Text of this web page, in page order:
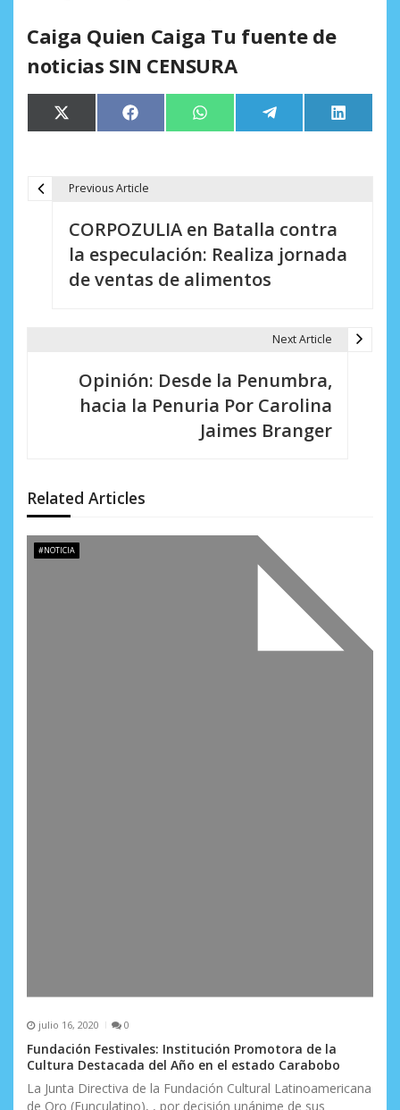
Caiga Quien Caiga Tu fuente de
noticias SIN CENSURA
Compartir
en
X
(Twitter)
Compartir
en
Facebook Compartir
en
WhatsApp Compartir
en
Telegram
en
LinkedIn
n
d
e
Previous Article
CORPOZULIA en Batalla contra
la especulación: Realiza jornada
de ventas de alimentos
Next Article
Opinión: Desde la Penumbra,
hacia la Penuria Por Carolina
Jaimes Branger
Related Articles
#NOTICIA
julio 16, 2020 0
Fundación Festivales: Institución Promotora de la
Cultura Destacada del Año en el estado Carabobo
La Junta Directiva de la Fundación Cultural Latinoamericana
de Oro (Funculatino), , por decisión unánime de sus